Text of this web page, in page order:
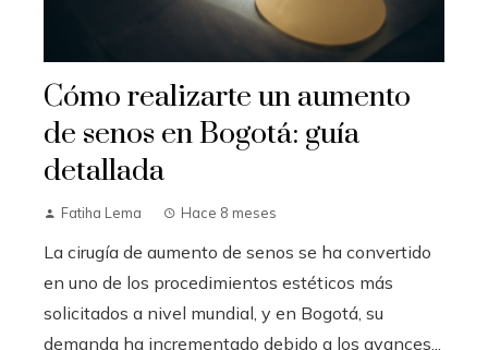
Cómo realizarte un aumento
de senos en Bogotá: guía
detallada
Fatiha Lema Hace 8 meses
La cirugía de aumento de senos se ha convertido
en uno de los procedimientos estéticos más
solicitados a nivel mundial, y en Bogotá, su
demanda ha incrementado debido a los avances...